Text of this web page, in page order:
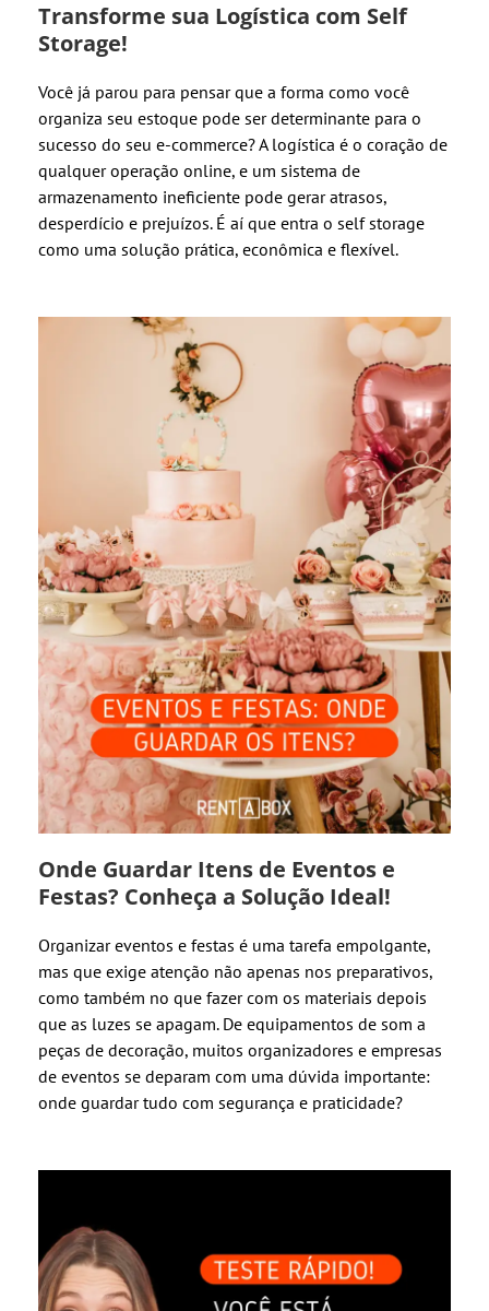
Transforme sua Logística com Self
Storage!
Você já parou para pensar que a forma como você
organiza seu estoque pode ser determinante para o
sucesso do seu e-commerce? A logística é o coração de
qualquer operação online, e um sistema de
armazenamento ineficiente pode gerar atrasos,
desperdício e prejuízos. É aí que entra o self storage
como uma solução prática, econômica e flexível.
Onde Guardar Itens de Eventos e
Festas? Conheça a Solução Ideal!
Organizar eventos e festas é uma tarefa empolgante,
mas que exige atenção não apenas nos preparativos,
como também no que fazer com os materiais depois
que as luzes se apagam. De equipamentos de som a
peças de decoração, muitos organizadores e empresas
de eventos se deparam com uma dúvida importante:
onde guardar tudo com segurança e praticidade?